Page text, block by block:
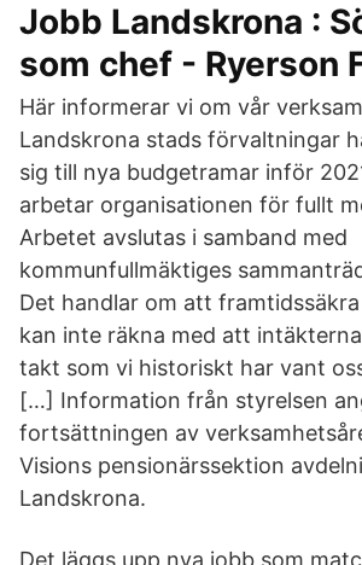
Jobb Landskrona :
som chef - Ryerson
Här informerar vi om vår
Landskrona stads förvaltningar
sig till nya budgetramar inför
arbetar organisationen för fullt
Arbetet avslutas i samband med
kommunfullmäktiges
Det handlar om att
kan inte räkna med att
takt som vi historiskt har vant
[…] Information från styrelsen
fortsättningen av
Visions pensionärssektion
Landskrona.
Det läggs upp nya jobb som